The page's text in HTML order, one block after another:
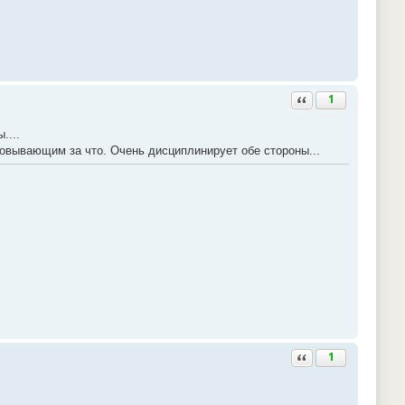
Ответить с цитатой
1
за что. Очень дисциплинирует обе стороны...
Ответить с цитатой
1